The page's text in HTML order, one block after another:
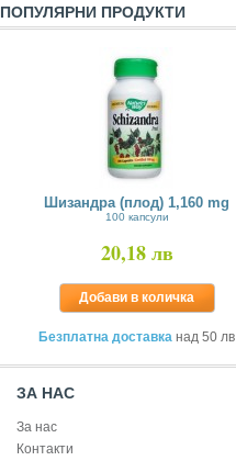
ПОПУЛЯРНИ ПРОДУКТИ
Шизандра (плод) 1,160 mg
100 капсули
20,18 лв
Добави в количка
Безплатна доставка над 50 лв
ЗА НАС
За нас
Контакти